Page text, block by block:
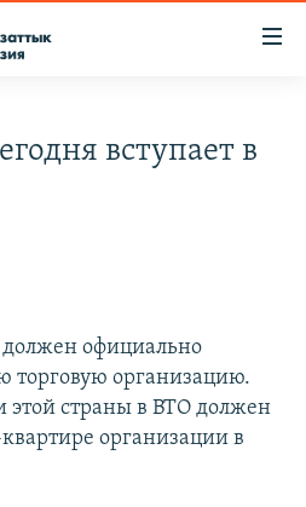
вступает в
официально
торговую организацию.
этой страны в ВТО должен
организации в